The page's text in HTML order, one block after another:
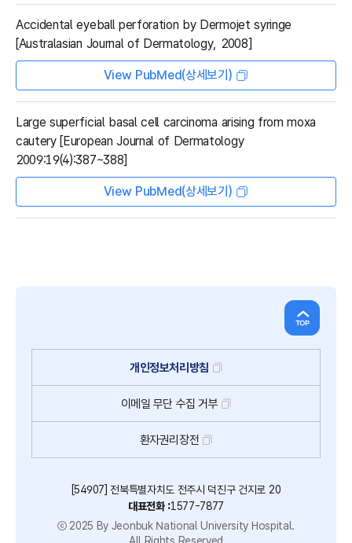
Accidental eyeball perforation by Dermojet syringe
[Australasian Journal of Dermatology, 2008]
View PubMed(상세보기)
Large superficial basal cell carcinoma arising from moxa
cautery [European Journal of Dermatology
2009:19(4):387~388]
View PubMed(상세보기)
개인정보처리방침
이메일 무단 수집 거부
환자권리장전
[54907] 전북특별자치도 전주시 덕진구 건지로 20
대표전화 :1577-7877
ⓒ 2025 By Jeonbuk National University Hospital.